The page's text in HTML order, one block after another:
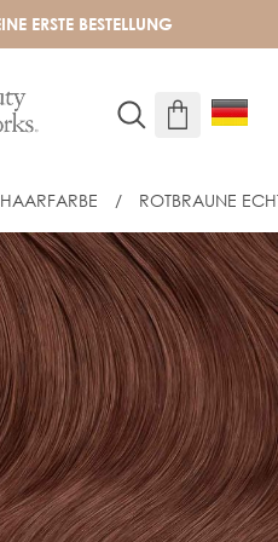
ERSTE BESTELLUNG
/ ROTBRAUNE
TAPE-IN HAIR